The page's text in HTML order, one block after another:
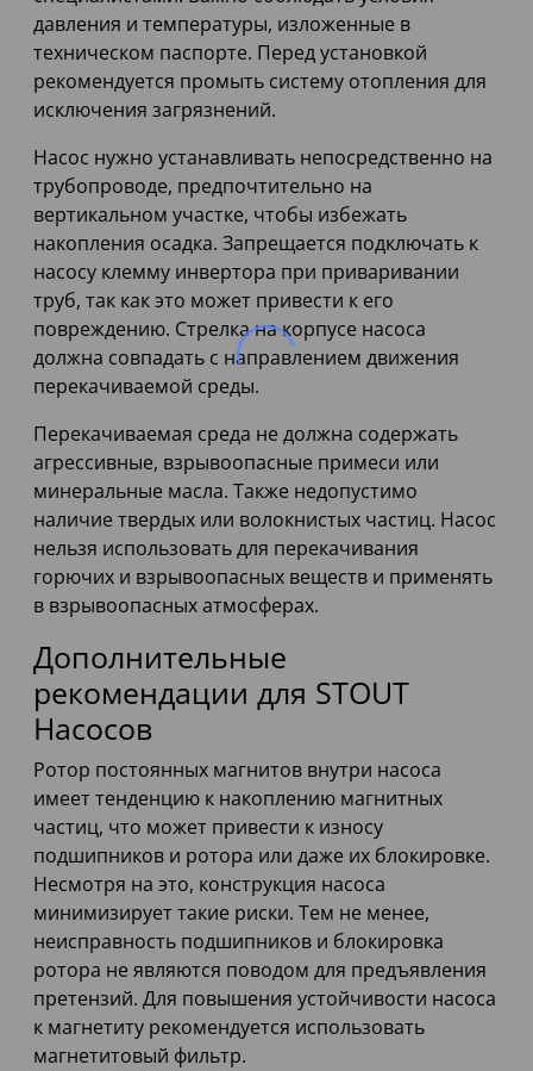
давления и температуры, изложенные в
техническом паспорте. Перед установкой
рекомендуется промыть систему отопления для
исключения загрязнений.
Насос нужно устанавливать непосредственно на
трубопроводе, предпочтительно на
вертикальном участке, чтобы избежать
накопления осадка. Запрещается подключать к
насосу клемму инвертора при приваривании
труб, так как это может привести к его
повреждению. Стрелка на корпусе насоса
должна совпадать с направлением движения
перекачиваемой среды.
Перекачиваемая среда не должна содержать
агрессивные, взрывоопасные примеси или
минеральные масла. Также недопустимо
наличие твердых или волокнистых частиц. Насос
нельзя использовать для перекачивания
горючих и взрывоопасных веществ и применять
в взрывоопасных атмосферах.
Дополнительные
рекомендации для STOUT
Насосов
Ротор постоянных магнитов внутри насоса
имеет тенденцию к накоплению магнитных
частиц, что может привести к износу
подшипников и ротора или даже их блокировке.
Несмотря на это, конструкция насоса
минимизирует такие риски. Тем не менее,
неисправность подшипников и блокировка
ротора не являются поводом для предъявления
претензий. Для повышения устойчивости насоса
к магнетиту рекомендуется использовать
магнетитовый фильтр.